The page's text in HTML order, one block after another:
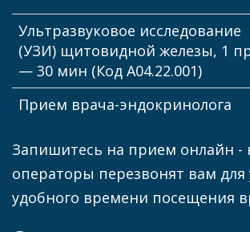
Ультразвуковое исследование
(УЗИ) щитовидной железы, 1
— 30 мин (Код А04.22.001)
Прием врача-эндокринолога
Запишитесь на прием онлайн -
операторы перезвонят вам для
удобного времени посещения